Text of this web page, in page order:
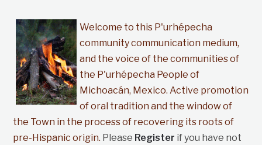
Welcome to this P'urhépecha
community communication medium,
and the voice of the communities of
the P'urhépecha People of
Michoacán, Mexico. Active promotion
of oral tradition and the window of
the Town in the process of recovering its roots of
pre-Hispanic origin. Please Register if you have not